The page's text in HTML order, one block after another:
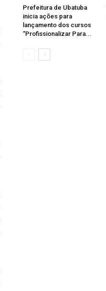
Prefeitura de Ubatuba
inicia ações para
lançamento dos cursos
“Profissionalizar Para...